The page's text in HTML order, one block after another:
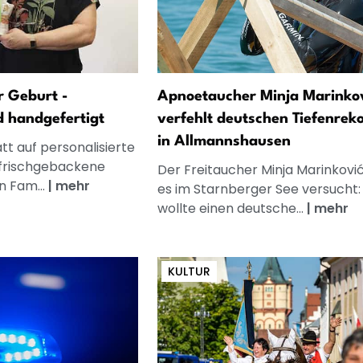
Geburt -
handgefertigt
auf personalisierte
Fam... | mehr
Apnoetaucher Minja
verfehlt deutschen
in Allmannshausen
Der Freitaucher Minja
es im Starnberger See versucht:
wollte einen deutsche... | mehr
KULTUR